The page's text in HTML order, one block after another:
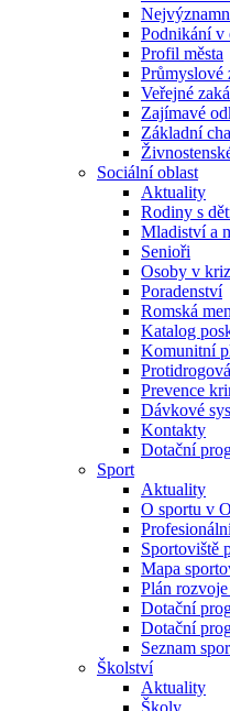
Podnikání v
Profil města
Veřejné
Zajímavé
Základní
Sociální oblast
Aktuality
Rodiny s
Mladiství a
Senioři
Osoby v
Poradenství
Romská
Katalog
Komunitní
Prevence
Dávkové
Kontakty
Dotační
Sport
Aktuality
O sportu v
Sportoviště
Mapa
Plán
Dotační
Dotační
Seznam
Školství
Aktuality